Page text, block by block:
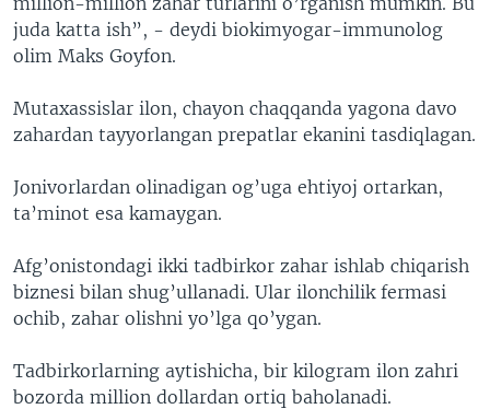
juda katta ish”, - deydi biokimyogar-immunolog
olim Maks Goyfon.
Mutaxassislar ilon, chayon chaqqanda yagona davo
zahardan tayyorlangan prepatlar ekanini tasdiqlagan.
Jonivorlardan olinadigan og’uga ehtiyoj ortarkan,
ta’minot esa kamaygan.
Afg’onistondagi ikki tadbirkor zahar ishlab chiqarish
biznesi bilan shug’ullanadi. Ular ilonchilik fermasi
ochib, zahar olishni yo’lga qo’ygan.
Tadbirkorlarning aytishicha, bir kilogram ilon zahri
bozorda million dollardan ortiq baholanadi.